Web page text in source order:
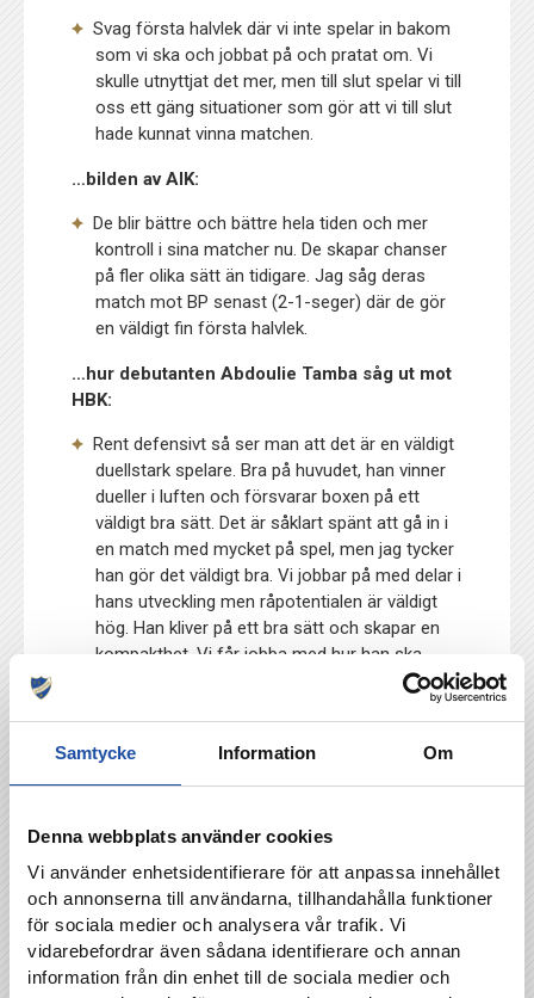
Samtycke Information Om
Denna webbplats använder cookies
Vi använder enhetsidentifierare för att anpassa innehållet
och annonserna till användarna, tillhandahålla funktioner
för sociala medier och analysera vår trafik. Vi
vidarebefordrar även sådana identifierare och annan
information från din enhet till de sociala medier och
Svag första halvlek där vi inte spelar in bakom
som vi ska och jobbat på och pratat om. Vi
skulle utnyttjat det mer, men till slut spelar vi till
oss ett gäng situationer som gör att vi till slut
hade kunnat vinna matchen.
…bilden av AIK:
De blir bättre och bättre hela tiden och mer
kontroll i sina matcher nu. De skapar chanser
på fler olika sätt än tidigare. Jag såg deras
match mot BP senast (2-1-seger) där de gör
en väldigt fin första halvlek.
…hur debutanten Abdoulie Tamba såg ut mot
HBK:
Rent defensivt så ser man att det är en väldigt
duellstark spelare. Bra på huvudet, han vinner
dueller i luften och försvarar boxen på ett
väldigt bra sätt. Det är såklart spänt att gå in i
en match med mycket på spel, men jag tycker
han gör det väldigt bra. Vi jobbar på med delar i
hans utveckling men råpotentialen är väldigt
hög. Han kliver på ett bra sätt och skapar en
kompakthet. Vi får jobba med hur han ska
värdera risk och en del andra delar, men han
…nycklar för IFK sista sju matcherna:
matcher. Då gäller det att sätta försvarsspelet
och vara kompakta som lag. Spela med fart i
djupled, då vet vi att vi är som bäst offensivt.
Då kan vi skapa målchanser. Optimera allt det
vi har tillgängligt och se till att de hamnar i så
bra roller som möjligt. Hitta de bästa